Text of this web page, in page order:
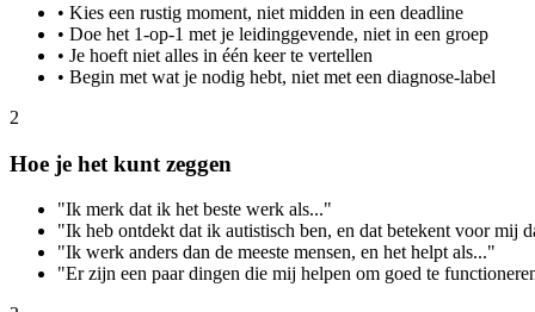
• Kies een rustig moment, niet midden in een deadline
• Doe het 1-op-1 met je leidinggevende, niet in een groep
• Je hoeft niet alles in één keer te vertellen
• Begin met wat je nodig hebt, niet met een diagnose-label
2
Hoe je het kunt zeggen
"Ik merk dat ik het beste werk als..."
"Ik heb ontdekt dat ik autistisch ben, en dat betekent voor mij
"Ik werk anders dan de meeste mensen, en het helpt als..."
"Er zijn een paar dingen die mij helpen om goed te